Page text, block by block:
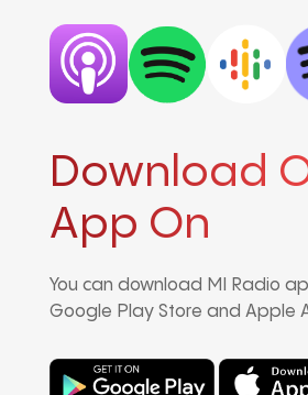
Download
App On
You can download MI Radio
Google Play Store and Apple